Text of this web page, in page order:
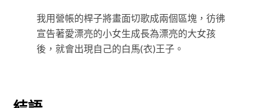
我用營帳的桿子將畫面切歌成兩個區塊，彷彿
宣告著愛漂亮的小女生成長為漂亮的大女孩
後，就會出現自己的白馬(衣)王子。